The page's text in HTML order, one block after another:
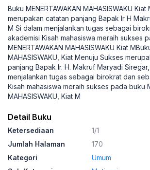
Buku MENERTAWAKAN MAHASISWAKU
merupakan catatan panjang Bapak Ir H
M Si dalam menjalankan tugas sebagai
akademisi Kisah mahasiswa meraih sukses
MENERTAWAKAN MAHASISWAKU Kiat
MAHASISWAKU, Kiat Menuju Sukses
panjang Bapak Ir. H. Makruf Maryadi Siregar,
menjalankan tugas sebagai birokrat dan
Kisah mahasiswa meraih sukses pada buku
MAHASISWAKU, Kiat M
Detail Buku
Ketersediaan
1/1
Jumlah Halaman
170
Kategori
Umum